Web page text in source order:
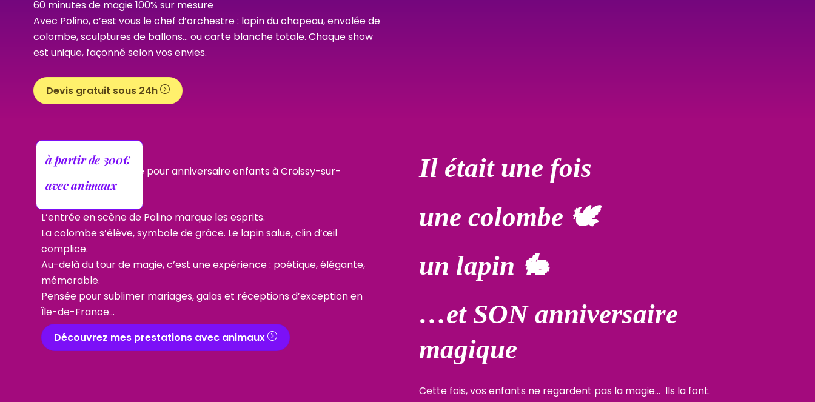
60 minutes de magie 100% sur mesure
Avec Polino, c’est vous le chef d’orchestre : lapin du chapeau, envolée de
colombe, sculptures de ballons… ou carte blanche totale. Chaque show
est unique, façonné selon vos envies.
Devis gratuit sous 24h
à partir de 300€
avec animaux
L’entrée en scène de Polino marque les esprits.
La colombe s’élève, symbole de grâce. Le lapin salue, clin d’œil
complice.
Au-delà du tour de magie, c’est une expérience : poétique, élégante,
mémorable.
Pensée pour sublimer mariages, galas et réceptions d’exception en
Île-de-France...
Découvrez mes prestations avec animaux
Il était une fois
une colombe 🕊️
un lapin 🐇
…et SON anniversaire
magique
Cette fois, vos enfants ne regardent pas la magie… Ils la font.